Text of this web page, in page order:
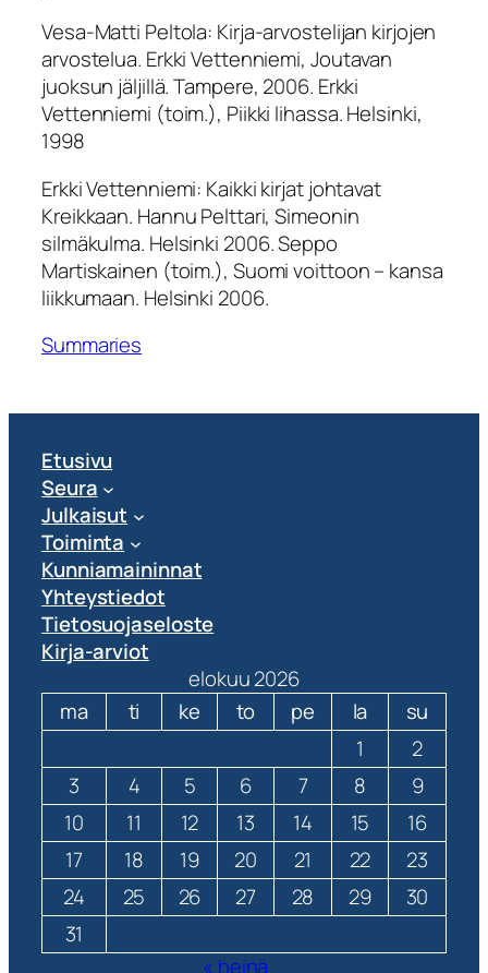
Vesa-Matti Peltola: Kirja-arvostelijan kirjojen
arvostelua. Erkki Vettenniemi, Joutavan
juoksun jäljillä. Tampere, 2006. Erkki
Vettenniemi (toim.), Piikki lihassa. Helsinki,
1998
Erkki Vettenniemi: Kaikki kirjat johtavat
Kreikkaan. Hannu Pelttari,Simeonin
silmäkulma. Helsinki 2006. Seppo
Martiskainen (toim.), Suomi voittoon – kansa
liikkumaan. Helsinki 2006.
Summaries
Etusivu
Seura
Julkaisut
Toiminta
Kunniamaininnat
Yhteystiedot
Tietosuojaseloste
Kirja-arviot
elokuu 2026
ma
ti ke to pe la
su
1
2
3
4 5 6 7 8
9
10
11 12 13 14 15
16
17
18 19 20 21 22
23
24
25 26 27 28 29
30
31
« heinä